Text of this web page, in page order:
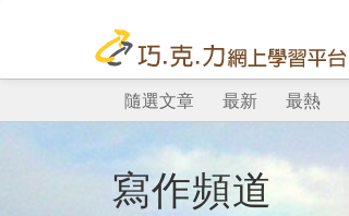
隨選文章 最新 最熱
寫作頻道